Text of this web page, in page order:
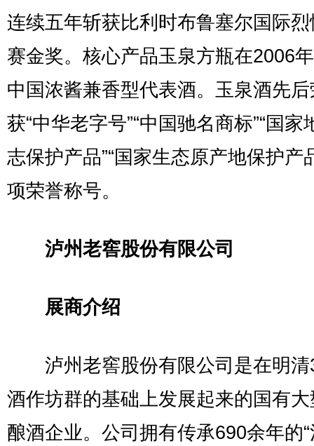
连续五年斩获比利时布鲁塞尔国际
赛金奖。核心产品玉泉方瓶在2006
中国浓酱兼香型代表酒。玉泉酒先后
获“中华老字号”“中国驰名商标”“国家
志保护产品”“国家生态原产地保护产
项荣誉称号。
泸州老窖股份有限公司
展商介绍
泸州老窖股份有限公司是在明清
酒作坊群的基础上发展起来的国有
酿酒企业。公司拥有传承690余年的